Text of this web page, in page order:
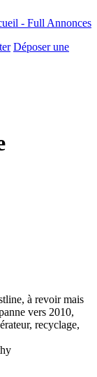
Déposer une
à revoir mais
vers 2010,
recyclage,